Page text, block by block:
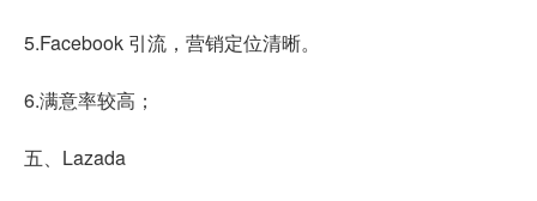
5.Facebook 引流，营销定位清晰。
6.满意率较高；
五、Lazada